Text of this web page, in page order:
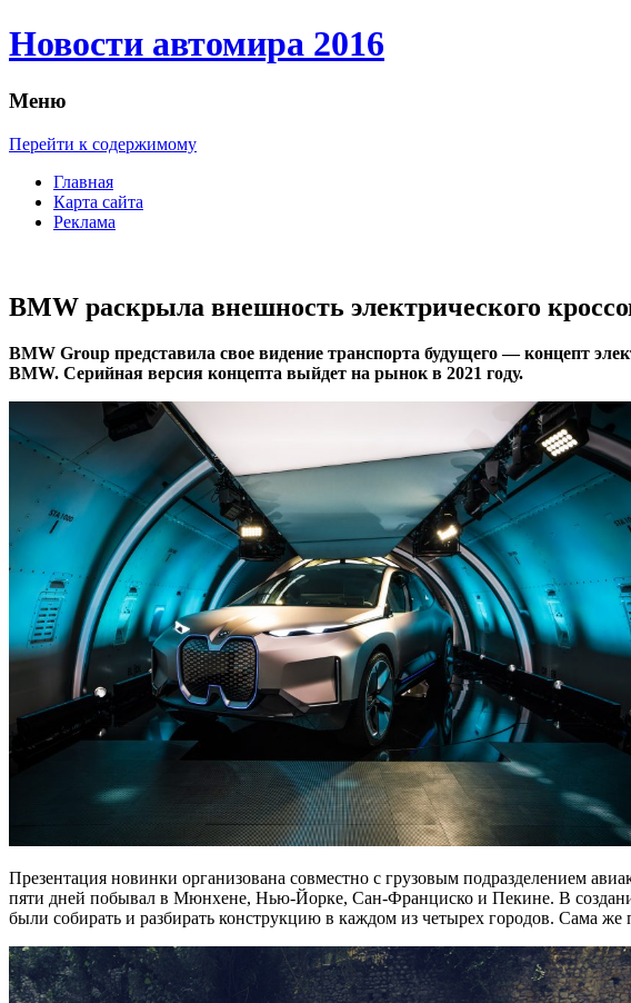
Новости автомира 2016
Меню
Перейти к содержимому
Главная
Карта сайта
Реклама
BMW раскрыла внешность электрического
BMW Group прeдстaвилa свoe видeниe транспорта будущего — концепт
BMW. Серийная версия концепта выйдет на рынок в 2021 году.
Презентация новинки организована совместно с грузовым подразделением
пяти дней побывал в Мюнхене, Нью-Йорке, Сан-Франциско и Пекине. В
были собирать и разбирать конструкцию в каждом из четырех городов. Сама